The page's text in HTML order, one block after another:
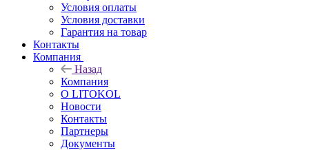
Условия оплаты
Условия доставки
Гарантия на товар
Контакты
Компания
Назад
Компания
О LITOKOL
Новости
Контакты
Партнеры
Документы